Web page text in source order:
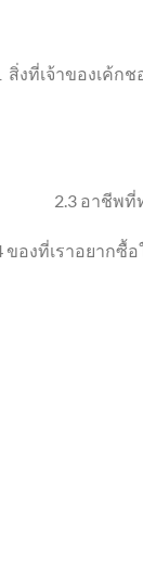
สิ่งที่เจ้าของเค้กช
2.3 อาชีพที่
ของที่เราอยากซื้